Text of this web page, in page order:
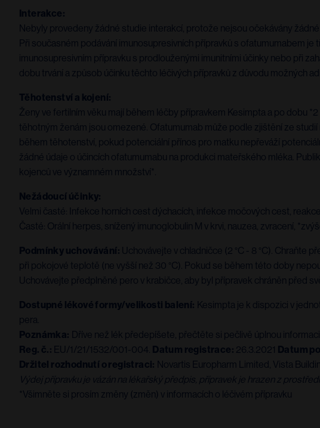
Interakce:
Nebyly provedeny žádné studie interakcí, protože nejsou očekávány
Při současném podávání imunosupresivních přípravků s ofatumumabem
imunosupresivním přípravku s prodlouženými imunitními účinky nebo při
dobu trvání a způsob účinku těchto léčivých přípravků z důvodu možných
Těhotenství a kojení:
Ženy ve fertilním věku mají během léčby přípravkem Kesimpta a po dobu
těhotným ženám jsou omezené. Ofatumumab může podle zjištění ze
během těhotenství, pokud potenciální přínos pro matku nepřeváží
žádné údaje o účincích ofatumumabu na produkci mateřského mléka.
kojenců ve významném množství*.
Nežádoucí účinky:
Velmi časté: Infekce horních cest dýchacích, infekce močových cest,
Časté: Orální herpes, snížený imunoglobulin M v krvi, nauzea, zvracení,
Podmínky uchovávání: Uchovávejte v chladničce (2 °C - 8 °C). Chraňte
při pokojové teplotě (ne vyšší než 30 °C). Pokud se během této doby
Uchovávejte předplněné pero v krabičce, aby byl přípravek chráněn před
Dostupné lékové formy/velikosti balení: Kesimpta je k dispozici v
pera.
Poznámka:
Dříve než lék předepíšete, přečtěte si pečlivě úplnou informaci
Reg. č.: EU/1/21/1532/001-004. Datum registrace: 26.3.2021 Datum
Držitel rozhodnutí o registraci: Novartis Europharm Limited, Vista
Výdej přípravku je vázán na lékařský předpis, přípravek je hrazen z
*Všimněte si prosím změny (změn) v informacích o léčivém přípravku